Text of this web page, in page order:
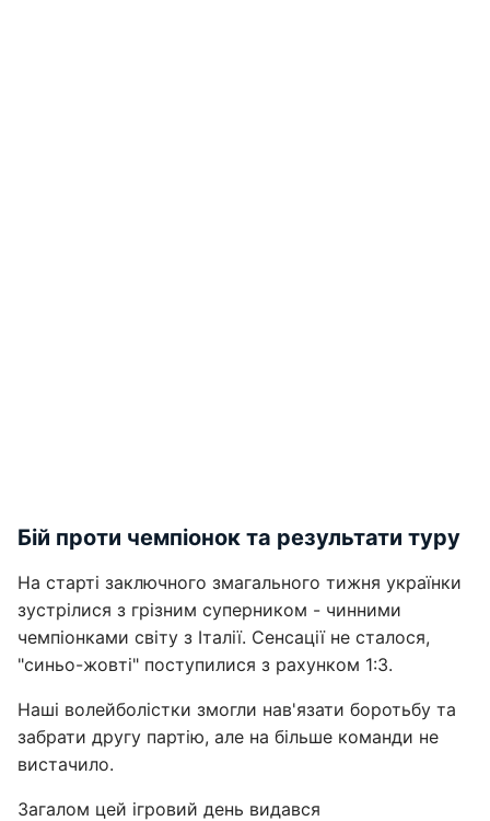
Бій проти чемпіонок та результати туру
На старті заключного змагального тижня українки
зустрілися з грізним суперником - чинними
чемпіонками світу з Італії. Сенсації не сталося,
"синьо-жовті" поступилися з рахунком 1:3.
Наші волейболістки змогли нав'язати боротьбу та
забрати другу партію, але на більше команди не
вистачило.
Загалом цей ігровий день видався